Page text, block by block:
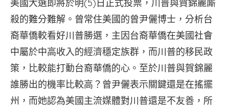
美國大選即將於明(5)日正式投票，川普與賀錦麗廝
殺的難分難解。曾常住美國的曾尹儷博士，分析台
裔華僑較看好川普勝選，主因台裔華僑在美國社會
中屬於中高收入的經濟穩定族群，而川普的移民政
策，比較能打動台裔華僑的心。至於川普與賀錦麗
誰勝出的機率比較高？曾尹儷表示關鍵還是在搖擺
州，而她認為美國主流媒體對川普還是不友善，所